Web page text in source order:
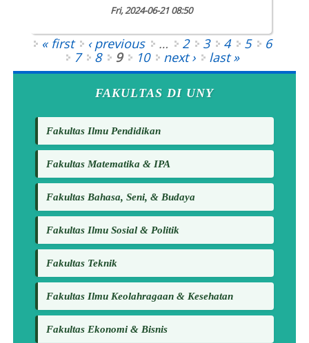
Fri, 2024-06-21 08:50
Pages
« first ‹ previous … 2 3 4 5
6
7
8 9 10 next › last »
FAKULTAS DI UNY
Fakultas Ilmu Pendidikan
Fakultas Matematika & IPA
Fakultas Bahasa, Seni, & Budaya
Fakultas Ilmu Sosial & Politik
Fakultas Teknik
Fakultas Ilmu Keolahragaan & Kesehatan
Fakultas Ekonomi & Bisnis